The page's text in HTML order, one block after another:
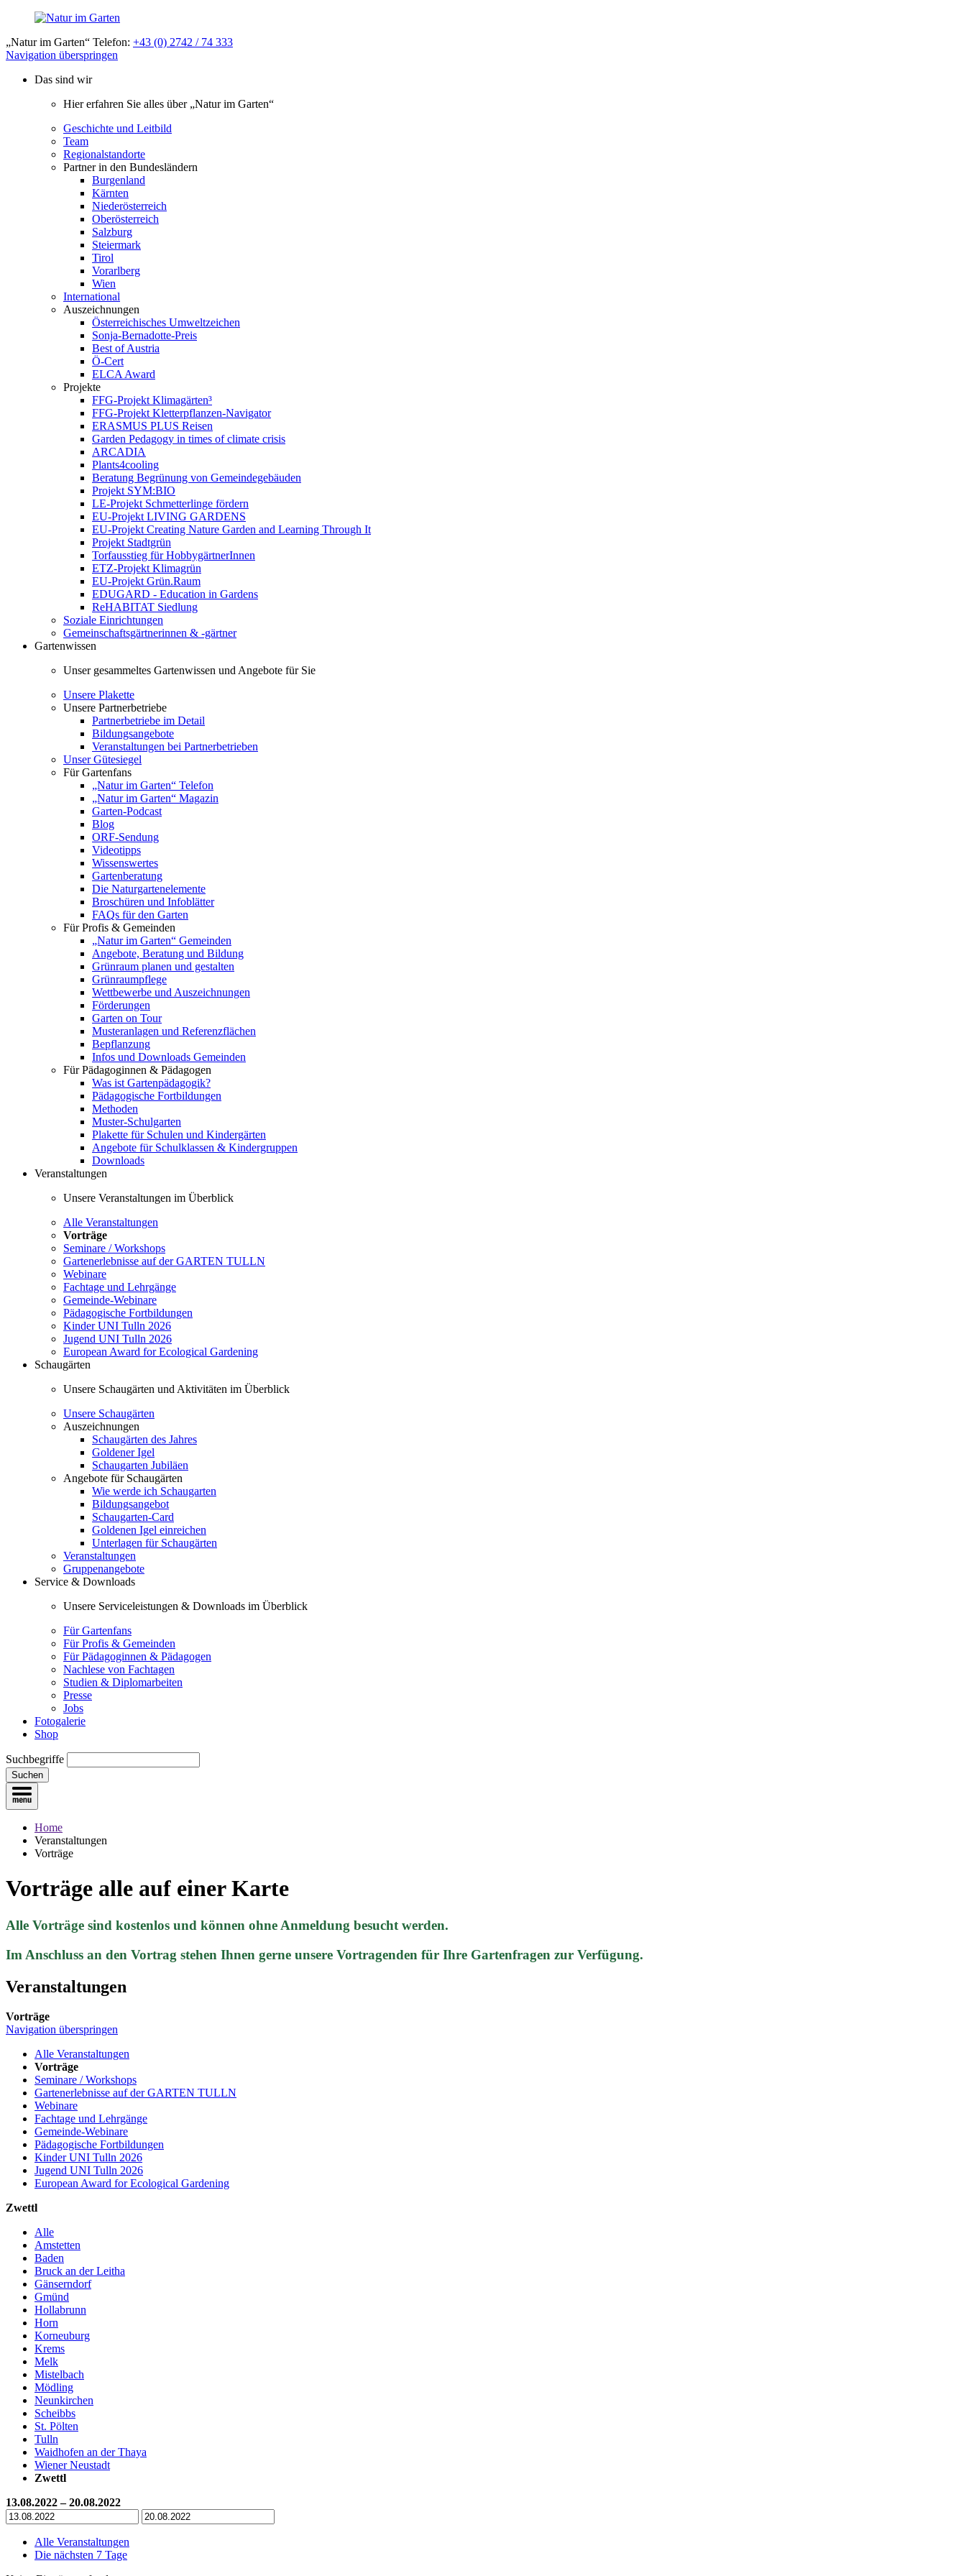
„Natur im Garten“ Telefon: +43 (0) 2742 / 74 333
Navigation überspringen
Das sind wir
Hier erfahren Sie alles über „Natur im Garten“
Geschichte und Leitbild
Team
Regionalstandorte
Partner in den Bundesländern
Burgenland
Kärnten
Niederösterreich
Oberösterreich
Salzburg
Steiermark
Tirol
Vorarlberg
Wien
International
Auszeichnungen
Österreichisches Umweltzeichen
Sonja-Bernadotte-Preis
Best of Austria
Ö-Cert
ELCA Award
Projekte
FFG-Projekt Klimagärten³
FFG-Projekt Kletterpflanzen-Navigator
ERASMUS PLUS Reisen
Garden Pedagogy in times of climate crisis
ARCADIA
Plants4cooling
Beratung Begrünung von Gemeindegebäuden
Projekt SYM:BIO
LE-Projekt Schmetterlinge fördern
EU-Projekt LIVING GARDENS
EU-Projekt Creating Nature Garden and Learning Through It
Projekt Stadtgrün
Torfausstieg für HobbygärtnerInnen
ETZ-Projekt Klimagrün
EU-Projekt Grün.Raum
EDUGARD - Education in Gardens
ReHABITAT Siedlung
Soziale Einrichtungen
Gemeinschaftsgärtnerinnen & -gärtner
Gartenwissen
Unser gesammeltes Gartenwissen und Angebote für Sie
Unsere Plakette
Unsere Partnerbetriebe
Partnerbetriebe im Detail
Bildungsangebote
Veranstaltungen bei Partnerbetrieben
Unser Gütesiegel
Für Gartenfans
„Natur im Garten“ Telefon
„Natur im Garten“ Magazin
Garten-Podcast
Blog
ORF-Sendung
Videotipps
Wissenswertes
Gartenberatung
Die Naturgartenelemente
Broschüren und Infoblätter
FAQs für den Garten
Für Profis & Gemeinden
„Natur im Garten“ Gemeinden
Angebote, Beratung und Bildung
Grünraum planen und gestalten
Grünraumpflege
Wettbewerbe und Auszeichnungen
Förderungen
Garten on Tour
Musteranlagen und Referenzflächen
Bepflanzung
Infos und Downloads Gemeinden
Für Pädagoginnen & Pädagogen
Was ist Gartenpädagogik?
Pädagogische Fortbildungen
Methoden
Muster-Schulgarten
Plakette für Schulen und Kindergärten
Angebote für Schulklassen & Kindergruppen
Downloads
Veranstaltungen
Unsere Veranstaltungen im Überblick
Alle Veranstaltungen
Vorträge
Seminare / Workshops
Gartenerlebnisse auf der GARTEN TULLN
Webinare
Fachtage und Lehrgänge
Gemeinde-Webinare
Pädagogische Fortbildungen
Kinder UNI Tulln 2026
Jugend UNI Tulln 2026
European Award for Ecological Gardening
Schaugärten
Unsere Schaugärten und Aktivitäten im Überblick
Unsere Schaugärten
Auszeichnungen
Schaugärten des Jahres
Goldener Igel
Schaugarten Jubiläen
Angebote für Schaugärten
Wie werde ich Schaugarten
Bildungsangebot
Schaugarten-Card
Goldenen Igel einreichen
Unterlagen für Schaugärten
Veranstaltungen
Gruppenangebote
Service & Downloads
Unsere Serviceleistungen & Downloads im Überblick
Für Gartenfans
Für Profis & Gemeinden
Für Pädagoginnen & Pädagogen
Nachlese von Fachtagen
Studien & Diplomarbeiten
Presse
Jobs
Fotogalerie
Shop
Suchbegriffe
Suchen
Home
Veranstaltungen
Vorträge
Vorträge alle auf einer Karte
Alle Vorträge sind kostenlos und können ohne Anmeldung besucht werden.
Im Anschluss an den Vortrag stehen Ihnen gerne unsere Vortragenden für Ihre Gartenfragen zur Verfügung.
Veranstaltungen
Vorträge
Navigation überspringen
Alle Veranstaltungen
Vorträge
Seminare / Workshops
Gartenerlebnisse auf der GARTEN TULLN
Webinare
Fachtage und Lehrgänge
Gemeinde-Webinare
Pädagogische Fortbildungen
Kinder UNI Tulln 2026
Jugend UNI Tulln 2026
European Award for Ecological Gardening
Zwettl
Alle
Amstetten
Baden
Bruck an der Leitha
Gänserndorf
Gmünd
Hollabrunn
Horn
Korneuburg
Krems
Melk
Mistelbach
Mödling
Neunkirchen
Scheibbs
St. Pölten
Tulln
Waidhofen an der Thaya
Wiener Neustadt
Zwettl
13.08.2022 – 20.08.2022
Alle Veranstaltungen
Die nächsten 7 Tage